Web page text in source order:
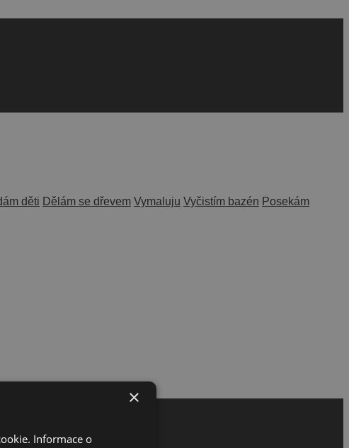
děti Dělám se dřevem Vymaluju Vyčistím bazén Posekám
×
Informace o